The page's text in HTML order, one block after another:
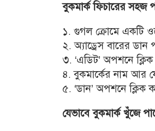
বুকমার্ক ফিচারের সহজ
১. গুগল ক্রোমে একটি
২. অ্যাড্রেস বারের ডান
৩. ‘এডিট’ অপশনে
৪. বুকমার্কের নাম আর
৫. ‘ডান’ অপশনে ক্লিক
যেভাবে বুকমার্ক খুঁজে